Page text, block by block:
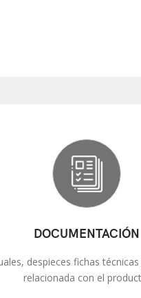
DOCUMENTACIÓN
despieces fichas
relacionada con el